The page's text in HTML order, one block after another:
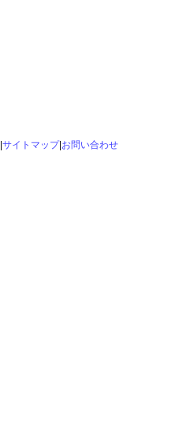
サイトマップ| お問い合わせ